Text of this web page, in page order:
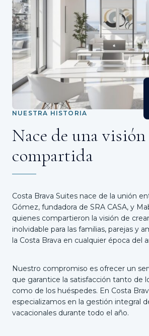
NUESTRA HISTORIA
Nace de una visión
compartida
Costa Brava Suites nace de la unión
Gómez, fundadora de SRA CASA, y
quienes compartieron la visión de
inolvidable para las familias, parejas y
la Costa Brava en cualquier época del
Nuestro compromiso es ofrecer un
que garantice la satisfacción tanto de
como de los huéspedes. En Costa
especializamos en la gestión integral
vacacionales durante todo el año.